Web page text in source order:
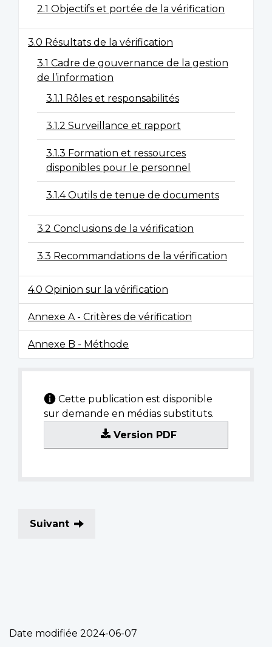
2.1 Objectifs et portée de la vérification
3.0 Résultats de la vérification
3.1 Cadre de gouvernance de la gestion
de l’information
3.1.1 Rôles et responsabilités
3.1.2 Surveillance et rapport
3.1.3 Formation et ressources
disponibles pour le personnel
3.1.4 Outils de tenue de documents
3.2 Conclusions de la vérification
3.3 Recommandations de la vérification
4.0 Opinion sur la vérification
Annexe A - Critères de vérification
Annexe B - Méthode
Cette publication est disponible
sur demande en médias substituts.
Version PDF
Suivant
Date modifiée 2024-06-07